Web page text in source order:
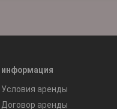
информация
Условия аренды
Договор аренды